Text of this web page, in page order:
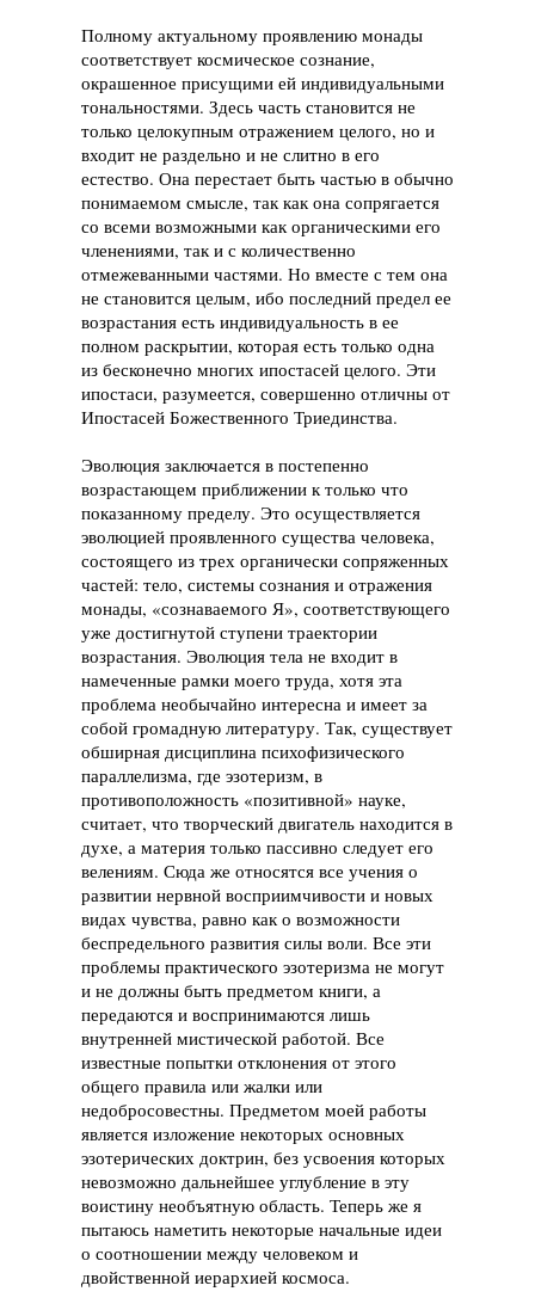
Полному актуальному проявлению монады
соответствует космическое сознание,
окрашенное присущими ей индивидуальными
тональностями. Здесь часть становится не
только целокупным отражением целого, но и
входит не раздельно и не слитно в его
естество. Она перестает быть частью в обычно
понимаемом смысле, так как она сопрягается
со всеми возможными как органическими его
членениями, так и с количественно
отмежеванными частями. Но вместе с тем она
не становится целым, ибо последний предел ее
возрастания есть индивидуальность в ее
полном раскрытии, которая есть только одна
из бесконечно многих ипостасей целого. Эти
ипостаси, разумеется, совершенно отличны от
Ипостасей Божественного Триединства.
Эволюция заключается в постепенно
возрастающем приближении к только что
показанному пределу. Это осуществляется
эволюцией проявленного существа человека,
состоящего из трех органически сопряженных
частей: тело, системы сознания и отражения
монады, «сознаваемого Я», соответствующего
уже достигнутой ступени траектории
возрастания. Эволюция тела не входит в
намеченные рамки моего труда, хотя эта
проблема необычайно интересна и имеет за
собой громадную литературу. Так, существует
обширная дисциплина психофизического
параллелизма, где эзотеризм, в
противоположность «позитивной» науке,
считает, что творческий двигатель находится в
духе, а материя только пассивно следует его
велениям. Сюда же относятся все учения о
развитии нервной восприимчивости и новых
видах чувства, равно как о возможности
беспредельного развития силы воли. Все эти
проблемы практического эзотеризма не могут
и не должны быть предметом книги, а
передаются и воспринимаются лишь
внутренней мистической работой. Все
известные попытки отклонения от этого
общего правила или жалки или
недобросовестны. Предметом моей работы
является изложение некоторых основных
эзотерических доктрин, без усвоения которых
невозможно дальнейшее углубление в эту
воистину необъятную область. Теперь же я
пытаюсь наметить некоторые начальные идеи
о соотношении между человеком и
двойственной иерархией космоса.